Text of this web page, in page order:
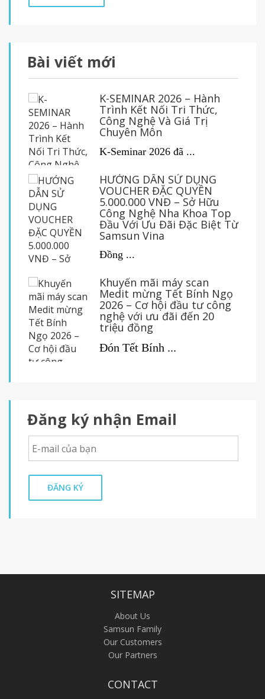
Bài viết mới
K-SEMINAR 2026 – Hành
Trình Kết Nối Tri Thức,
Công Nghệ Và Giá Trị
Chuyên Môn
K-Seminar 2026 đã ...
HƯỚNG DẪN SỬ DỤNG
VOUCHER ĐẶC QUYỀN
5.000.000 VNĐ – Sở Hữu
Công Nghệ Nha Khoa Top
Đầu Với Ưu Đãi Đặc Biệt Từ
Samsun Vina
Đồng ...
Khuyến mãi máy scan
Medit mừng Tết Bính Ngọ
2026 – Cơ hội đầu tư công
nghệ với ưu đãi đến 20
triệu đồng
Đón Tết Bính ...
Đăng ký nhận Email
ĐĂNG KÝ
SITEMAP
About Us
Samsun Family
Our Customers
Our Partners
CONTACT